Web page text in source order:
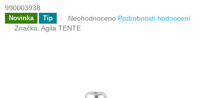
990003938
Novinka Tip
Průměrné
hodnocení
Neohodnoceno Podrobnosti hodnocení
Značka: Agila TENTE